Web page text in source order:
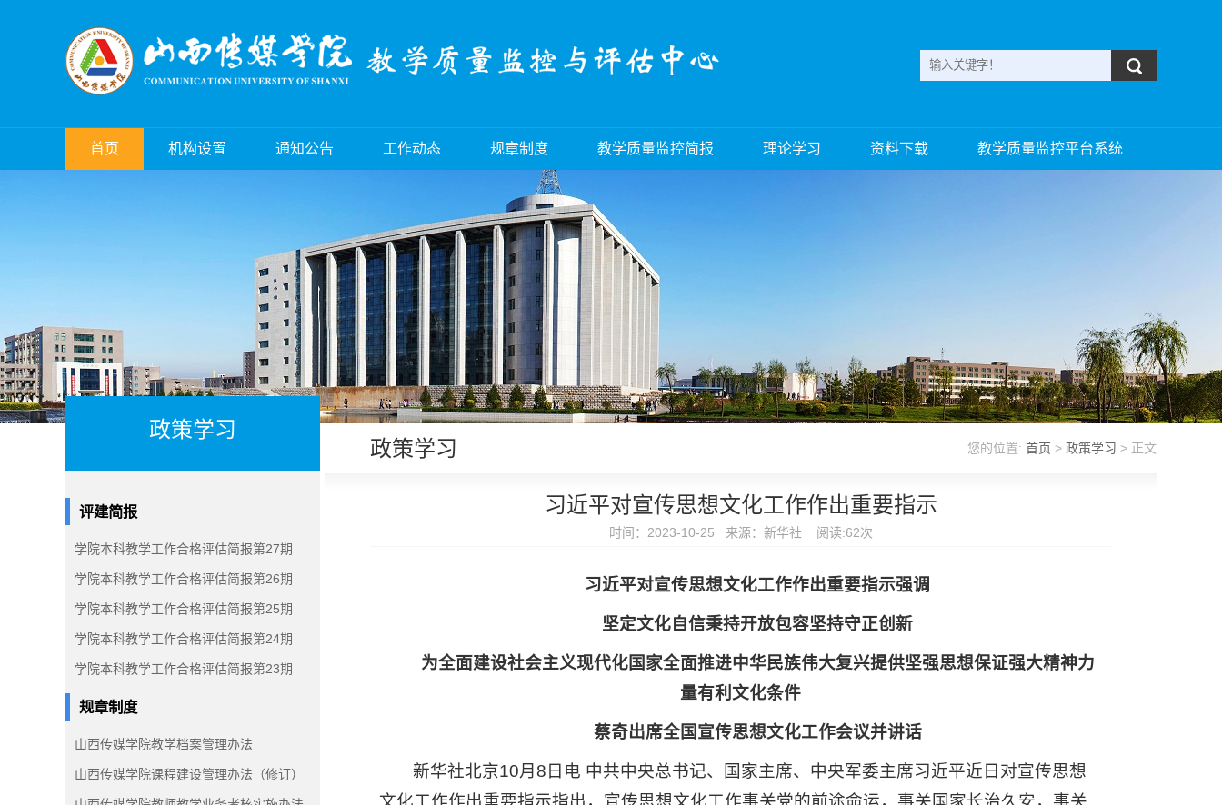
首页 机构设置 通知公告 工作动态 规章制度 教学质量监控简报 理论学习 资料下载 教学质量监控平台系统
政策学习
评建简报
学院本科教学工作合格评估简报第27期
学院本科教学工作合格评估简报第26期
学院本科教学工作合格评估简报第25期
学院本科教学工作合格评估简报第24期
学院本科教学工作合格评估简报第23期
规章制度
山西传媒学院教学档案管理办法
山西传媒学院课程建设管理办法（修订）
政策学习 您的位置: 首页 > 政策学习 > 正文
习近平对宣传思想文化工作作出重要指示
时间：2023-10-25 来源：新华社 阅读:62次
习近平对宣传思想文化工作作出重要指示强调
坚定文化自信秉持开放包容坚持守正创新
为全面建设社会主义现代化国家全面推进中华民族伟大复兴提供坚强思想保证强大精神力
量有利文化条件
蔡奇出席全国宣传思想文化工作会议并讲话
新华社北京10月8日电 中共中央总书记、国家主席、中央军委主席习近平近日对宣传思想
文化工作作出重要指示指出，宣传思想文化工作事关党的前途命运，事关国家长治久安，事关